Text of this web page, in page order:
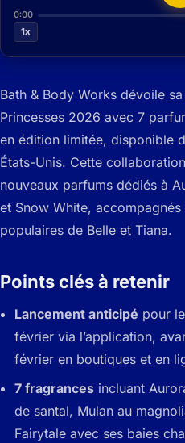
0:00
1x
Bath & Body Works dévoile
Princesses 2026 avec 7
en édition limitée, disponible
États-Unis. Cette
nouveaux parfums dédiés à
et Snow White,
populaires de Belle et Tiana.
Points clés à retenir
Lancement anticipé pour
février via l’application,
février en boutiques et en
7 fragrances incluant
de santal, Mulan au
Fairytale avec ses baies